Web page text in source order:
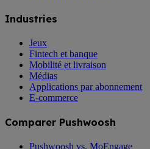
Industries
Jeux
Fintech et banque
Mobilité et livraison
Médias
Applications par abonnement
E-commerce
Comparer Pushwoosh
Pushwoosh vs. MoEngage